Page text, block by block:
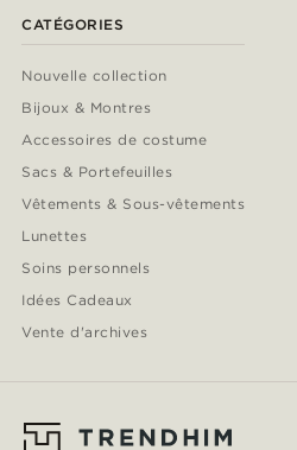
CATÉGORIES
Nouvelle collection
Bijoux & Montres
Accessoires de costume
Sacs & Portefeuilles
Vêtements & Sous-vêtements
Lunettes
Soins personnels
Idées Cadeaux
Vente d'archives